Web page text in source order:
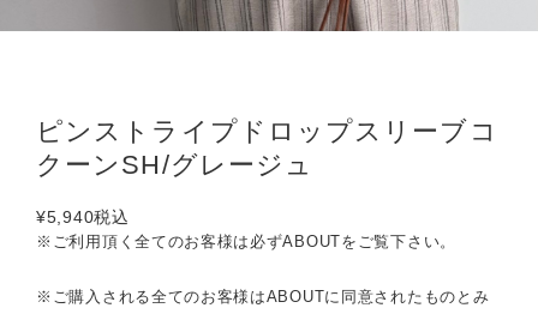
ピンストライプドロップスリーブコ
クーンSH/グレージュ
¥5,940税込
※ご利用頂く全てのお客様は必ずABOUTをご覧下さい。
※ご購入される全てのお客様はABOUTに同意されたものとみ